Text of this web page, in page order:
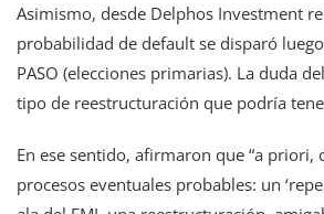
Asimismo, desde Delphos Investment
probabilidad de default se disparó
PASO (elecciones primarias). La duda
tipo de reestructuración que podría
En ese sentido, afirmaron que “a priori,
procesos eventuales probables: un